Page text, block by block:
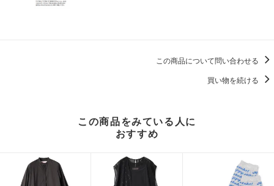
この商品について問い合わせる
買い物を続ける
この商品をみている人に
おすすめ